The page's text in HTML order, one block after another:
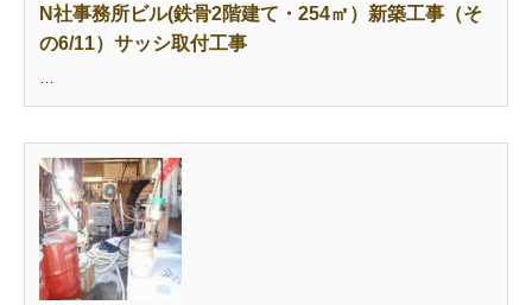
N社事務所ビル(鉄骨2階建て・254㎡）新築工事（そ
の6/11）サッシ取付工事
…